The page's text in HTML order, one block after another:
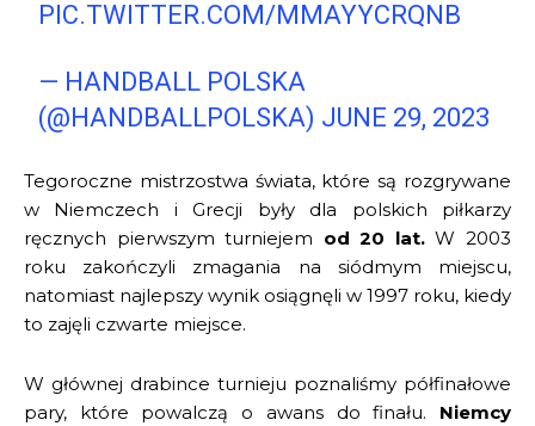
PIC.TWITTER.COM/MMAYYCRQNB
— HANDBALL POLSKA
(@HANDBALLPOLSKA) JUNE 29, 2023
Tegoroczne mistrzostwa świata, które są rozgrywane
w Niemczech i Grecji były dla polskich piłkarzy
ręcznych pierwszym turniejem od 20 lat.W 2003
roku zakończyli zmagania na siódmym miejscu,
natomiast najlepszy wynik osiągnęli w 1997 roku, kiedy
to zajęli czwarte miejsce.
W głównej drabince turnieju poznaliśmy półfinałowe
pary, które powalczą o awans do finału. Niemcy